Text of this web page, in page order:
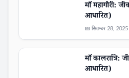
माँ महागौरी:
आधारित)
📅 सितम्बर 28, 2025
माँ कालरात्रि:
आधारित)